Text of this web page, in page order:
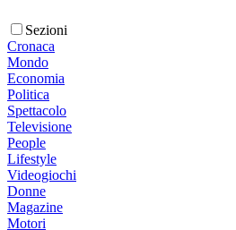
Sezioni
Cronaca
Mondo
Economia
Politica
Spettacolo
Televisione
People
Lifestyle
Videogiochi
Donne
Magazine
Motori